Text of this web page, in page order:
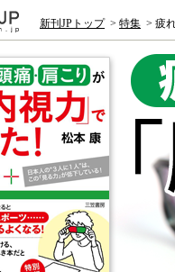
新刊JPトップ> 特集 > 疲